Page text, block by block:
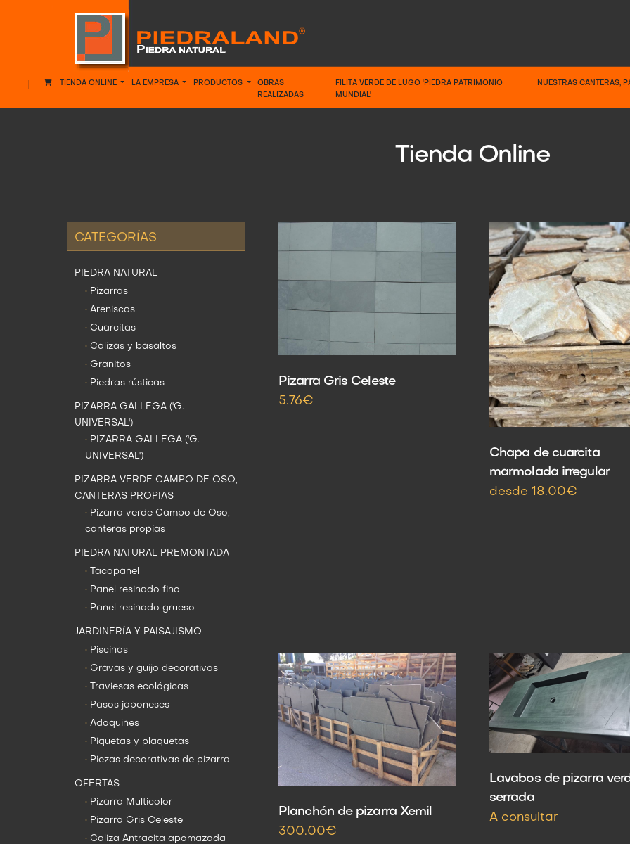
TIENDA ONLINE LA EMPRESA PRODUCTOS
OBRAS
REALIZADAS
FILITA VERDE DE LUGO 'PIEDRA PATRIMONIO
MUNDIAL'
NUESTRAS CANTERAS,
Tienda Online
CATEGORÍAS
PIEDRA NATURAL
• Pizarras
• Areniscas
• Cuarcitas
• Calizas y basaltos
• Granitos
• Piedras rústicas
PIZARRA GALLEGA ('G.
UNIVERSAL')
• PIZARRA GALLEGA ('G.
UNIVERSAL')
PIZARRA VERDE CAMPO DE OSO,
CANTERAS PROPIAS
• Pizarra verde Campo de Oso,
canteras propias
PIEDRA NATURAL PREMONTADA
• Tacopanel
• Panel resinado fino
• Panel resinado grueso
JARDINERÍA Y PAISAJISMO
• Piscinas
• Gravas y guijo decorativos
• Traviesas ecológicas
• Pasos japoneses
• Adoquines
• Piquetas y plaquetas
• Piezas decorativas de pizarra
OFERTAS
• Pizarra Multicolor
• Pizarra Gris Celeste
• Caliza Antracita apomazada
Pizarra Gris Celeste
5.76€
Chapa de cuarcita
marmolada irregular
desde 18.00€
Planchón de pizarra Xemil
300.00€
Lavabos de pizarra
serrada
A consultar